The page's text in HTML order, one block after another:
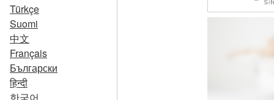
Türkçe
Suomi
中文
Français
Български
हिन्दी